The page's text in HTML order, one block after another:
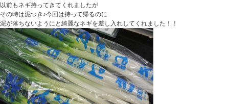
以前もネギ持ってきてくれましたが
その時は泥つき♪今回は持って帰るのに
泥が落ちないようにと綺麗なネギを差し入れしてくれました！！